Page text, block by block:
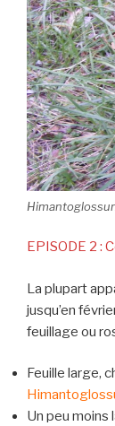
EPISODE 2 :
La plupart
jusqu’en
feuillage ou
Feuille large,
Un peu moins